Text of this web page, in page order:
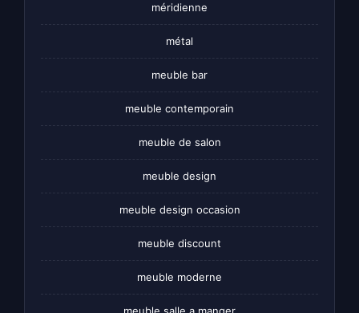
méridienne
métal
meuble bar
meuble contemporain
meuble de salon
meuble design
meuble design occasion
meuble discount
meuble moderne